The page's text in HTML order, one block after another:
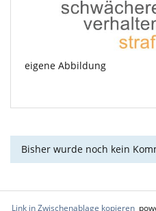
eigene Abbildung
Bisher wurde noch kein
Link in Zwischenablage kopieren